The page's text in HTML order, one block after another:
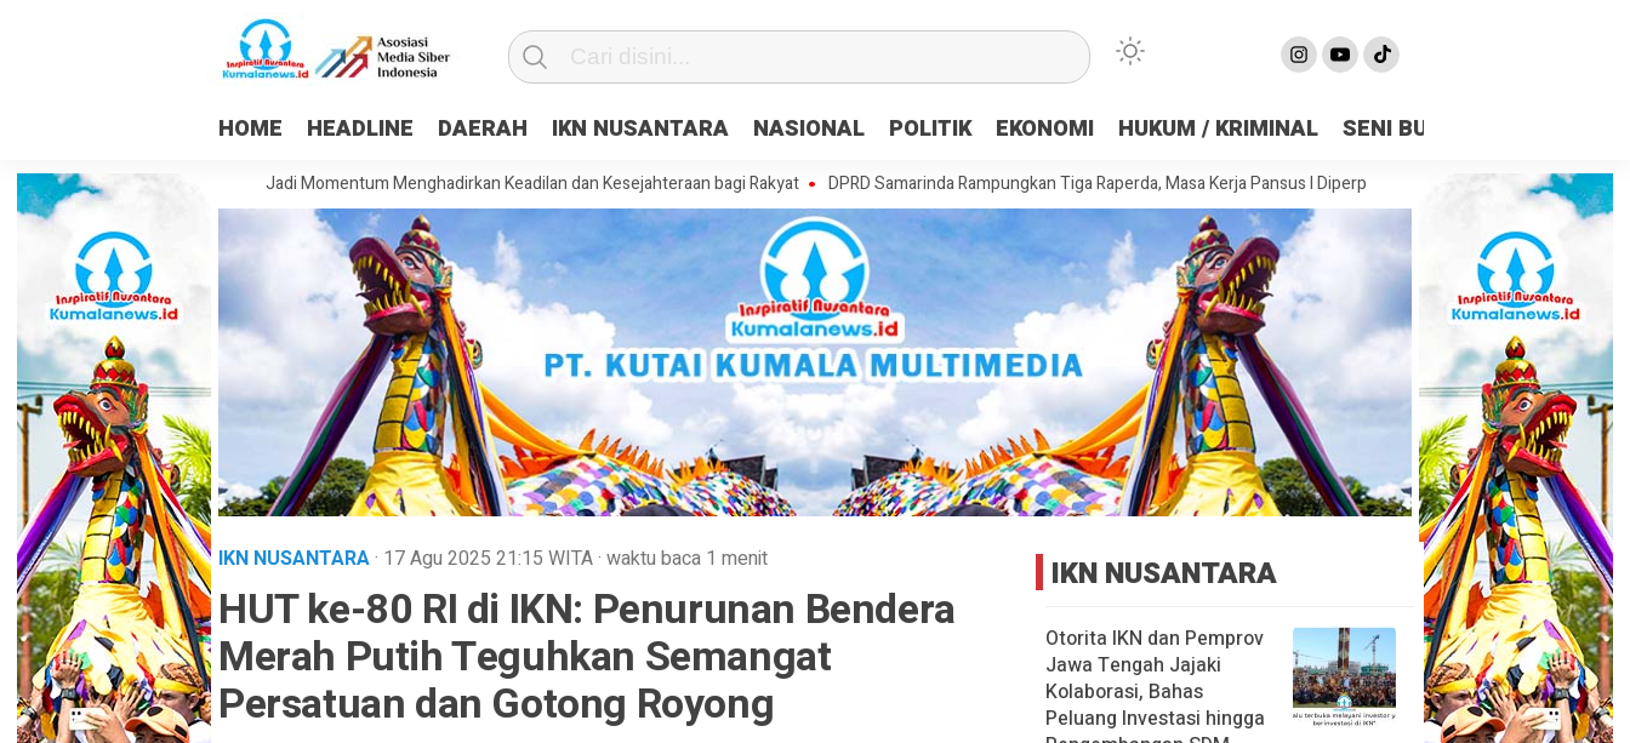
HOME HEADLINE DAERAH IKN NUSANTARA NASIONAL POLITIK EKONOMI HUKUM / KRIMINAL SENI BUDAYA
HUT ke-81 RI Harus Jadi Momentum Menghadirkan Keadilan dan Kesejahteraan bagi Rakyat DPRD Samarinda Rampungkan Tiga Raperda, Masa Kerja Pansus I Diperpanjang Demi Matangkan Substansi DPRD
IKN NUSANTARA· 17 Agu 2025 21:15 WITA· waktu baca 1 menit
HUT ke-80 RI di IKN: Penurunan Bendera
Merah Putih Teguhkan Semangat
Persatuan dan Gotong Royong
IKN NUSANTARA
Otorita IKN dan Pemprov
Jawa Tengah Jajaki
Kolaborasi, Bahas
Peluang Investasi hingga